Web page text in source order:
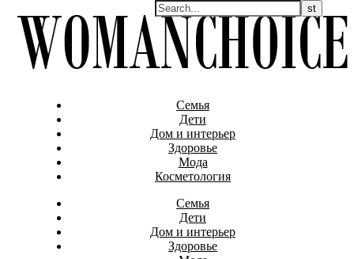
Семья
Дети
Дом и интерьер
Здоровье
Мода
Косметология
Семья
Дети
Дом и интерьер
Здоровье